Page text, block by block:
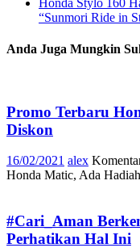
“Sunmori Ride in
Anda Juga Mungkin
Promo Terbaru
Diskon
16/02/2021 alex
Honda Matic, Ada
#Cari_Aman
Perhatikan Hal Ini